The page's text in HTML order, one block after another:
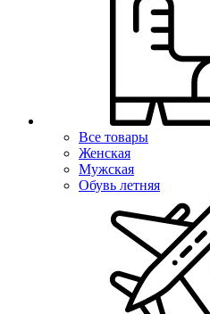
Все товары
Женская
Мужская
Обувь летняя